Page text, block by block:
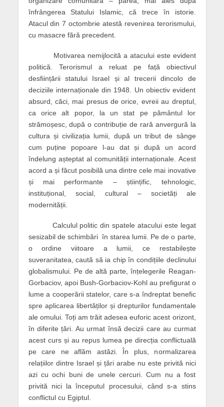
înfrângerea Statului Islamic, că trece în istorie.
Atacul din 7 octombrie atestă revenirea terorismului,
cu masacre fără precedent.
Motivarea nemijlocită a atacului este evident
politică. Terorismul a reluat pe față obiectivul
desființării statului Israel și al trecerii dincolo de
deciziile internaționale din 1948. Un obiectiv evident
absurd, căci, mai presus de orice, evreii au dreptul,
ca orice alt popor, la un stat pe pământul lor
strămoșesc, după o contribuție de rară anvergură la
cultura și civilizația lumii, după un tribut de sânge
cum puține popoare l-au dat și după un acord
îndelung așteptat al comunității internaționale. Acest
acord a și făcut posibilă una dintre cele mai inovative
și mai performante – științific, tehnologic,
instituțional, social, cultural – societăți ale
modernității.
Calculul politic din spatele atacului este legat
sesizabil de schimbări în starea lumii. Pe de o parte,
o ordine viitoare a lumii, ce restabilește
suveranitatea, caută să ia chip în condițiile declinului
globalismului. Pe de altă parte, înțelegerile Reagan-
Gorbaciov, apoi Bush-Gorbaciov-Kohl au prefigurat o
lume a cooperării statelor, care s-a îndreptat benefic
spre aplicarea libertăților și drepturilor fundamentale
ale omului. Toți am trăit adesea euforic acest orizont,
în diferite țări. Au urmat însă decizii care au curmat
acest curs și au repus lumea pe direcția conflictuală
pe care ne aflăm astăzi. În plus, normalizarea
relațiilor dintre Israel și țări arabe nu este privită nici
azi cu ochi buni de unele cercuri. Cum nu a fost
privită nici la începutul procesului, când s-a stins
conflictul cu Egiptul.